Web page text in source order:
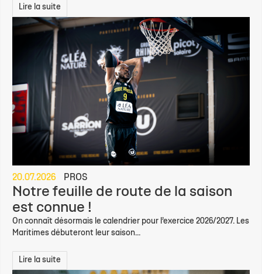
Lire la suite
20.07.2026 PROS
Notre feuille de route de la saison
est connue !
On connaît désormais le calendrier pour l’exercice 2026/2027. Les
Maritimes débuteront leur saison...
Lire la suite